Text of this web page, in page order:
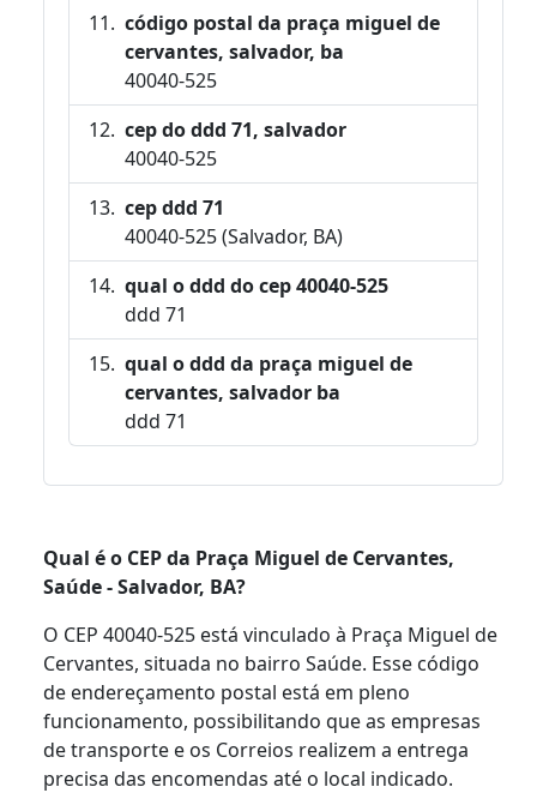
código postal da praça miguel de
cervantes, salvador, ba
40040-525
cep do ddd 71, salvador
40040-525
cep ddd 71
40040-525 (Salvador, BA)
qual o ddd do cep 40040-525
ddd 71
qual o ddd da praça miguel de
cervantes, salvador ba
ddd 71
Qual é o CEP da Praça Miguel de Cervantes,
Saúde - Salvador, BA?
O CEP 40040-525 está vinculado à Praça Miguel de
Cervantes, situada no bairro Saúde. Esse código
de endereçamento postal está em pleno
funcionamento, possibilitando que as empresas
de transporte e os Correios realizem a entrega
precisa das encomendas até o local indicado.